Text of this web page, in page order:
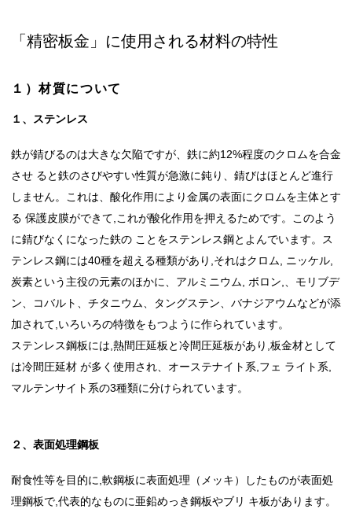
「精密板金」に使用される材料の特性
１）材質について
１、ステンレス
鉄が錆びるのは大きな欠陥ですが、鉄に約12%程度のクロムを合金
させ ると鉄のさびやすい性質が急激に鈍り、錆びはほとんど進行
しません。これは、酸化作用により金属の表面にクロムを主体とす
る 保護皮膜ができて,これが酸化作用を押えるためです。このよう
に錆びなくになった鉄の ことをステンレス鋼とよんでいます。ス
テンレス鋼には40種を超える種類があり,それはクロム, ニッケル,
炭素という主役の元素のほかに、アルミニウム, ボロン,、モリブデ
ン、コバルト、チタニウム、タングステン、バナジアウムなどが添
加されて,いろいろの特徴をもつように作られています。
ステンレス鋼板には,熱間圧延板と冷間圧延板があり,板金材として
は冷間圧延材 が多く使用され、オーステナイト系,フェ ライト系,
マルテンサイト系の3種類に分けられています。
２、表面処理鋼板
耐食性等を目的に,軟鋼板に表面処理（メッキ）したものが表面処
理鋼板で,代表的なものに亜鉛めっき鋼板やブリ キ板があります。